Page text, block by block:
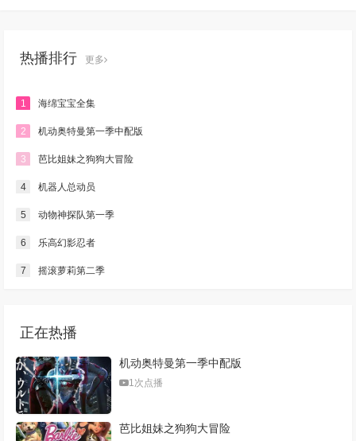
热播排行 更多
1 海绵宝宝全集
2 机动奥特曼第一季中配版
3 芭比姐妹之狗狗大冒险
4 机器人总动员
5 动物神探队第一季
6 乐高幻影忍者
7 摇滚萝莉第二季
正在热播
机动奥特曼第一季中配版
1次点播
芭比姐妹之狗狗大冒险